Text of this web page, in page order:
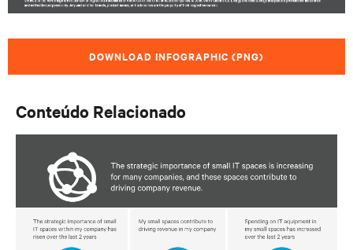
DOWNLOAD INFOGRAPHIC (PNG)
Conteúdo Relacionado